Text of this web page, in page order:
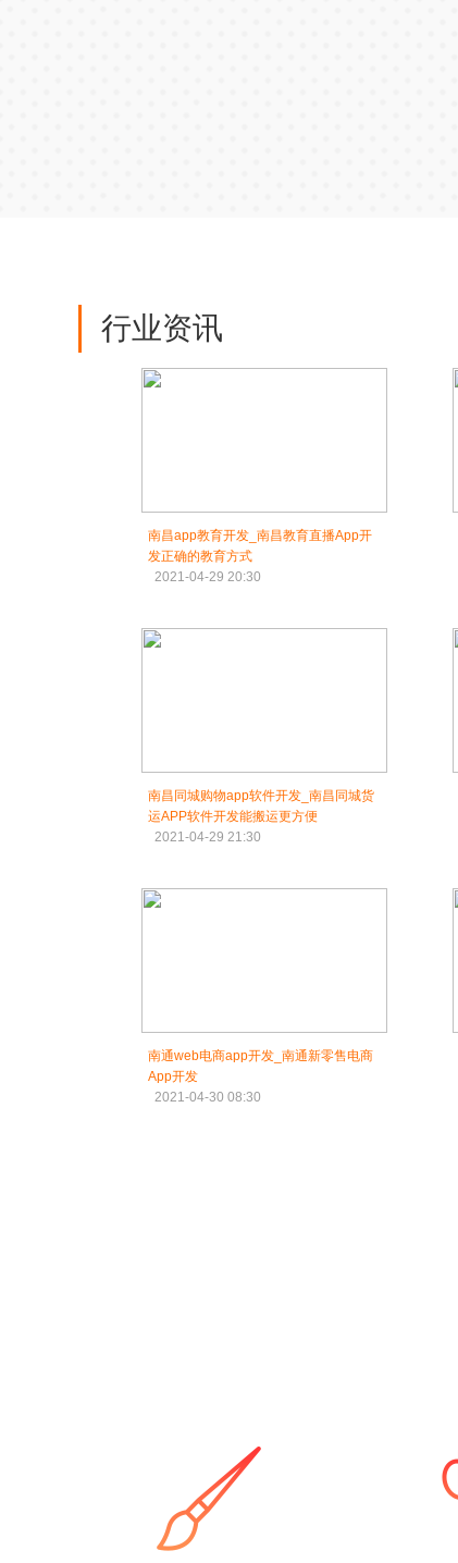
行业资讯
南昌app教育开发_南昌教育直播App开
发正确的教育方式
2021-04-29 20:30
南昌同城购物app软件开发_南昌同城货
运APP软件开发能搬运更方便
2021-04-29 21:30
南通web电商app开发_南通新零售电商
App开发
2021-04-30 08:30